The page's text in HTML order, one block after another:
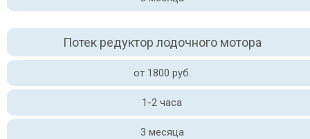
Потек редуктор лодочного мотора
от 1800 руб.
1-2 часа
3 месяца